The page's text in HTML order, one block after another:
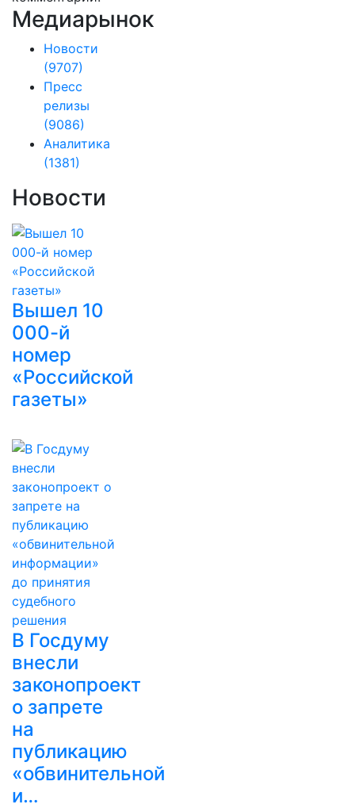
Медиарынок
Новости
(9707)
Пресс
релизы
(9086)
Аналитика
(1381)
Новости
Вышел 10
000-й
номер
«Российской
газеты»
В Госдуму
внесли
законопроект
о запрете
на
публикацию
«обвинительной
и…